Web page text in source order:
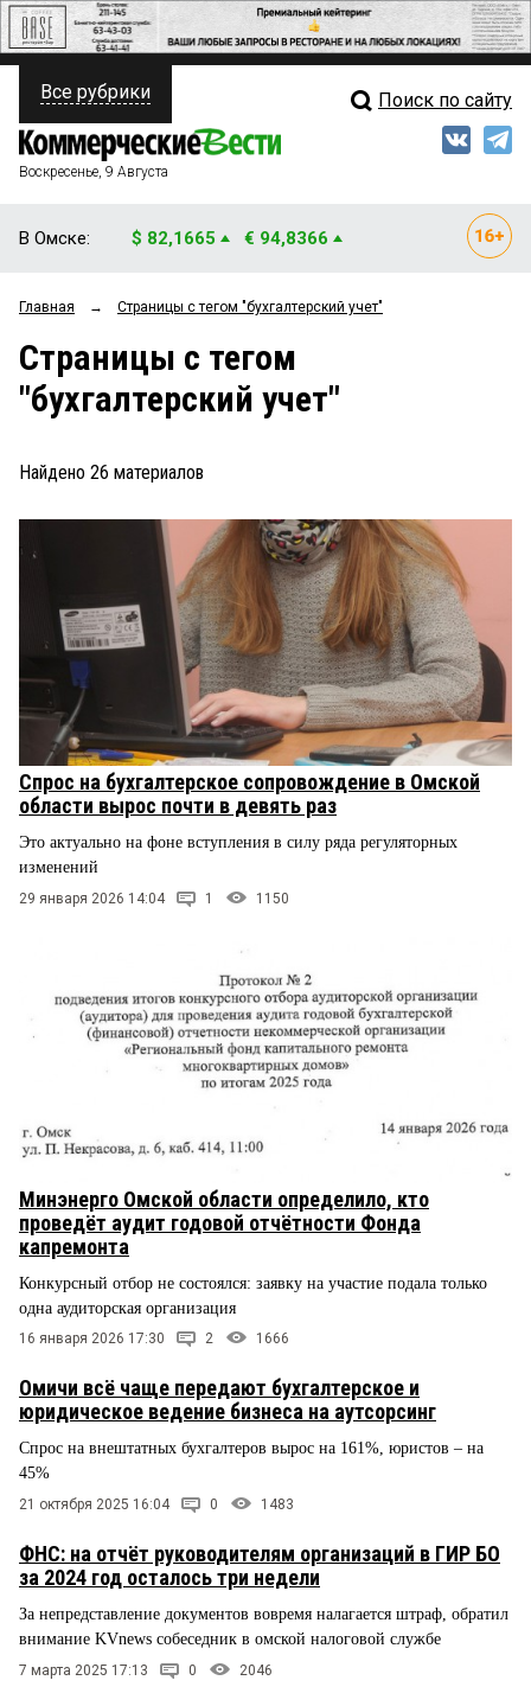
ПОЛИТИКА
ФИНАНСЫ
ОБЩЕСТВО
ЗАКОН
НОВОСТИ КОМПАНИЙ
ПРОИСШЕСТВИЯ
Свежий выпуск
Мнения
Блоги
Все рубрики Поиск по сайту
Воскресенье, 9 Августа
В Омске: $ 82,1665 € 94,8366
Главная → Страницы c тегом "бухгалтерский учет"
Страницы c тегом
"бухгалтерский учет"
Найдено 26 материалов
Спрос на бухгалтерское сопровождение в Омской
области вырос почти в девять раз
Это актуально на фоне вступления в силу ряда регуляторных
изменений
29 января 2026 14:04 1 1150
Минэнерго Омской области определило, кто
проведёт аудит годовой отчётности Фонда
капремонта
Конкурсный отбор не состоялся: заявку на участие подала только
одна аудиторская организация
16 января 2026 17:30 2 1666
Омичи всё чаще передают бухгалтерское и
юридическое ведение бизнеса на аутсорсинг
Спрос на внештатных бухгалтеров вырос на 161%, юристов – на
45%
21 октября 2025 16:04 0 1483
ФНС: на отчёт руководителям организаций в ГИР БО
за 2024 год осталось три недели
За непредставление документов вовремя налагается штраф, обратил
внимание KVnews собеседник в омской налоговой службе
7 марта 2025 17:13 0 2046